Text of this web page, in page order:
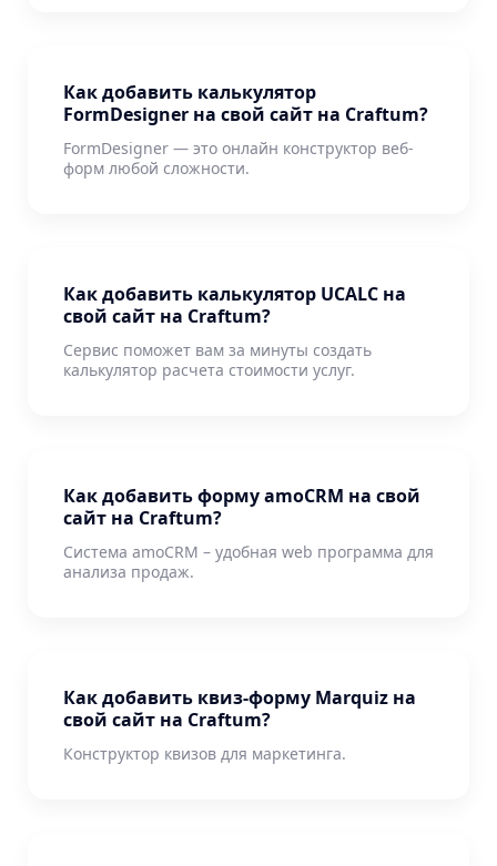
Как добавить калькулятор
FormDesigner на свой сайт на Craftum?
FormDesigner — это онлайн конструктор веб-
форм любой сложности.
Как добавить калькулятор UCALC на
свой сайт на Craftum?
Сервис поможет вам за минуты создать
калькулятор расчета стоимости услуг.
Как добавить форму amoCRM на свой
сайт на Craftum?
Система amoCRM – удобная web программа для
анализа продаж.
Как добавить квиз-форму Marquiz на
свой сайт на Craftum?
Конструктор квизов для маркетинга.